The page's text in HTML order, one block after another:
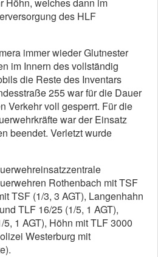
des HLF
immer wieder Glutnester
im Innern des vollständig
die Reste des Inventars
255 war für die Dauer
Verkehr voll gesperrt. Für die
war der Einsatz
beendet. Verletzt wurde
Rothenbach mit TSF
TSF (1/3, 3 AGT), Langenhahn
TLF 16/25 (1/5, 1 AGT),
1 AGT), Höhn mit TLF 3000
Westerburg mit